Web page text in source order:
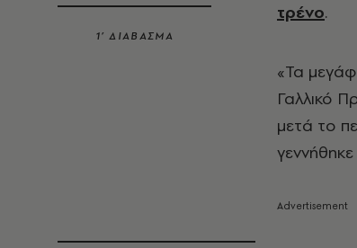
1’ ΔΙΑΒΑΣΜΑ
τρένο.
«Τα
Γαλλικό
μετά το